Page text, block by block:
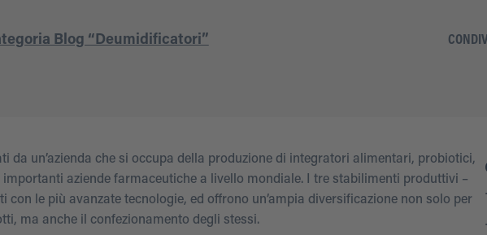
Blog “Deumidificatori”
da un’azienda che si occupa della produzione di integratori alimentari, probiotici,
aziende farmaceutiche a livello mondiale. I tre stabilimenti produttivi –
le più avanzate tecnologie, ed offrono un’ampia diversificazione non solo per
ma anche il confezionamento degli stessi.